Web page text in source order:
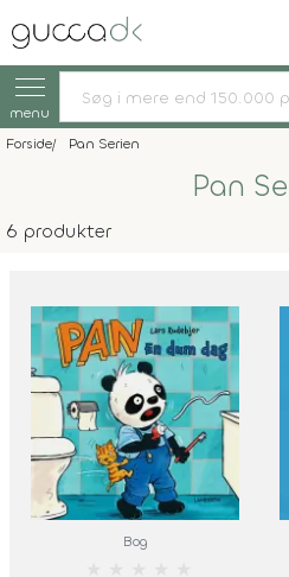
menu
Forside Pan Serien
Pan
6 produkter
Bog